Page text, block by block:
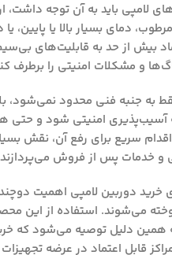
لامپی باید به آن توجه
دمای بسیار بالا یا پایین،
بیش از حد به قابلیت‌های
و مشکلات امنیتی را برطرف
جنبه فنی محدود نمی‌شود،
آسیب‌پذیری امنیتی شود و حتی
اقدام سریع برای رفع آن، نقش
و خدمات پس از فروش
خرید دوربین لامپی اهمیت
می‌شوند. استفاده از این
دلیل توصیه می‌شود که
قابل اعتماد در عرضه